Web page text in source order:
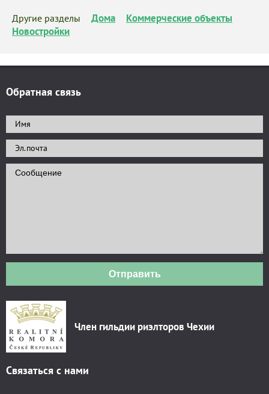
Другие разделы Дома
Коммерческие объекты
Новостройки
Обратная связь
Отправить
Член гильдии риэлторов Чехии
Связаться с нами